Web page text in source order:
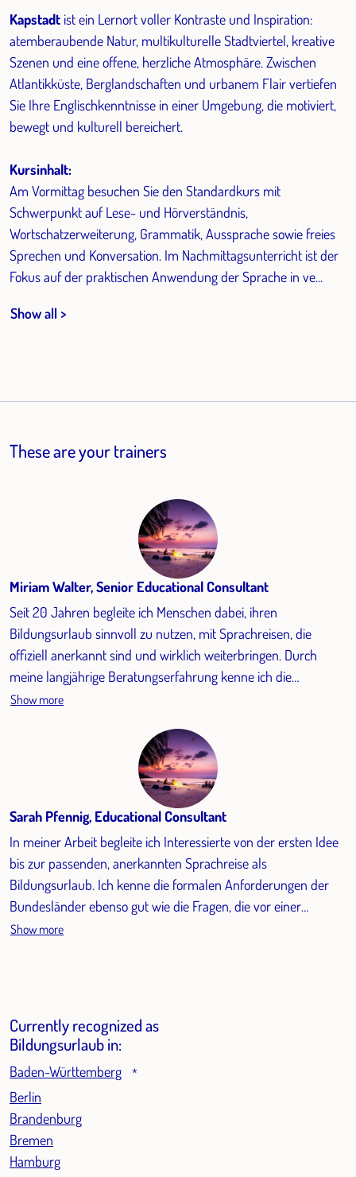
Kapstadt ist ein Lernort voller Kontraste und Inspiration:
atemberaubende Natur, multikulturelle Stadtviertel, kreative
Szenen und eine offene, herzliche Atmosphäre. Zwischen
Atlantikküste, Berglandschaften und urbanem Flair vertiefen
Sie Ihre Englischkenntnisse in einer Umgebung, die motiviert,
bewegt und kulturell bereichert.
Kursinhalt:
Am Vormittag besuchen Sie den Standardkurs mit
Schwerpunkt auf Lese- und Hörverständnis,
Wortschatzerweiterung, Grammatik, Aussprache sowie freies
Sprechen und Konversation. Im Nachmittagsunterricht ist der
Fokus auf der praktischen Anwendung der Sprache in ve...
Show all >
These are your trainers
Miriam Walter, Senior Educational Consultant
Seit 20 Jahren begleite ich Menschen dabei, ihren
Bildungsurlaub sinnvoll zu nutzen, mit Sprachreisen, die
offiziell anerkannt sind und wirklich weiterbringen. Durch
meine langjährige Beratungserfahrung kenne ich die
Anforderungen der Bundesländer ebenso gut wie die
Bildungsurlaubskurse besucht und weiß daher aus erster
Hand, wie bereichernd diese Zeit sein kann: beruflich wie
Show more
Sarah Pfennig, Educational Consultant
In meiner Arbeit begleite ich Interessierte von der ersten Idee
bis zur passenden, anerkannten Sprachreise als
Bildungsurlaub. Ich kenne die formalen Anforderungen der
Bundesländer ebenso gut wie die Fragen, die vor einer
Buchung entstehen. Durch zahlreiche Reisen und
Show more
Currently recognized as
Bildungsurlaub in:
Baden-Württemberg *
Berlin
Brandenburg
Bremen
Hamburg